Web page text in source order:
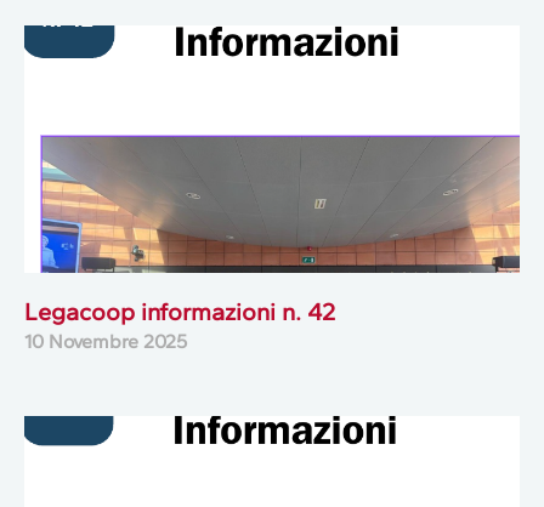
Legacoop informazioni n. 42
10 Novembre 2025